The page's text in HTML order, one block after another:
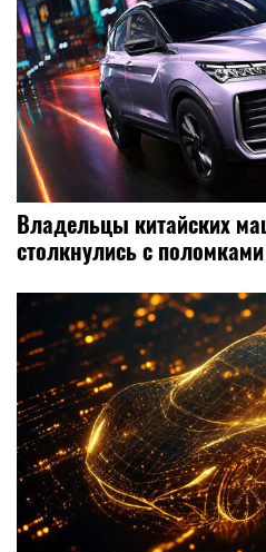
Владельцы китайских
столкнулись с